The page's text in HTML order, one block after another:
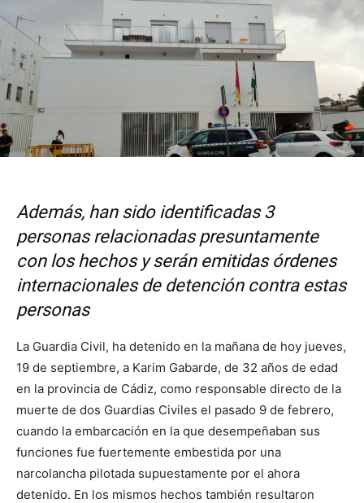
Además, han sido identificadas 3
personas relacionadas presuntamente
con los hechos y serán emitidas órdenes
internacionales de detención contra estas
personas
La Guardia Civil, ha detenido en la mañana de hoy jueves,
19 de septiembre, a Karim Gabarde, de 32 años de edad
en la provincia de Cádiz, como responsable directo de la
muerte de dos Guardias Civiles el pasado 9 de febrero,
cuando la embarcación en la que desempeñaban sus
funciones fue fuertemente embestida por una
narcolancha pilotada supuestamente por el ahora
detenido. En los mismos hechos también resultaron